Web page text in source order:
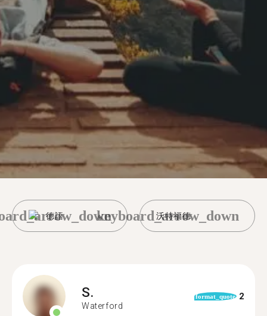
德語 沃特福德
keyboard_arrow_down
S.
Waterford
format_quote 2